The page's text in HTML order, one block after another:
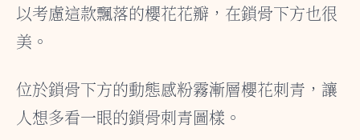
以考慮這款飄落的櫻花花瓣，在鎖骨下方也很
美。
位於鎖骨下方的動態感粉霧漸層櫻花刺青，讓
人想多看一眼的鎖骨刺青圖樣。